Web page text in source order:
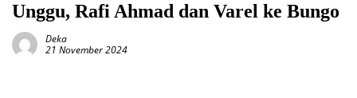
Unggu, Rafi Ahmad dan Varel ke Bungo
Deka
21 November 2024